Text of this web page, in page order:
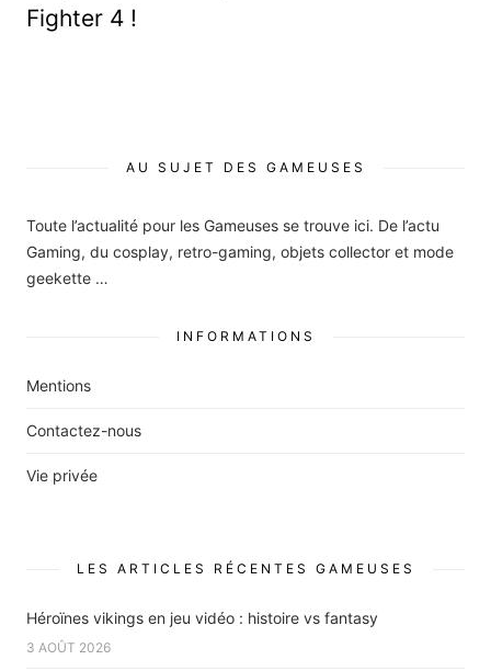
Fighter 4 !
AU SUJET DES GAMEUSES
Toute l’actualité pour les Gameuses se trouve ici. De l’actu
Gaming, du cosplay, retro-gaming, objets collector et mode
geekette …
INFORMATIONS
Mentions
Contactez-nous
Vie privée
LES ARTICLES RÉCENTES GAMEUSES
Héroïnes vikings en jeu vidéo : histoire vs fantasy
3 AOÛT 2026